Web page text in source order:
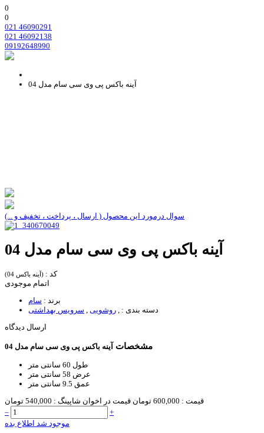
0
0
021 46090291
021 46092138
09192648990
آینه باکس پی وی سی سام مدل 04
سوال درمورد این محصول ( ارسال ، پرداخت ، تخفیف و ...)
آینه باکس پی وی سی سام مدل 04
کد : (آینه باکس 04)
اتمام موجودی
برند : سام
دسته بندی :
روشویی
سرویس بهداشتی
ارسال دیدگاه
مشخصات آینه باکس پی وی سی سام مدل 04
طول 60 سانتی متر
عرض 58 سانتی متر
عمق 9.5 سانتی متر
قیمت : 600,000 تومان قیمت در اخوان شاپینگ : 540,000 تومان
–
+
موجود شد اطلاع بده